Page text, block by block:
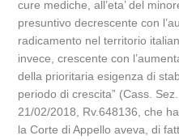
cure mediche, all’eta’ del
presuntivo decrescente con
radicamento nel territorio
invece, crescente con
della prioritaria esigenza di
periodo di crescita” (Cass.
21/02/2018, Rv.648136, che
la Corte di Appello aveva, di